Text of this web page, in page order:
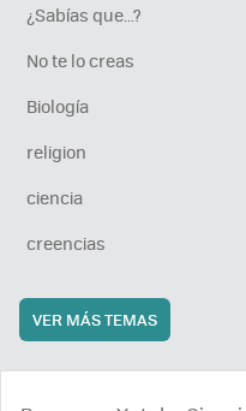
¿Sabías que...?
No te lo creas
Biología
religion
ciencia
creencias
VER MÁS TEMAS